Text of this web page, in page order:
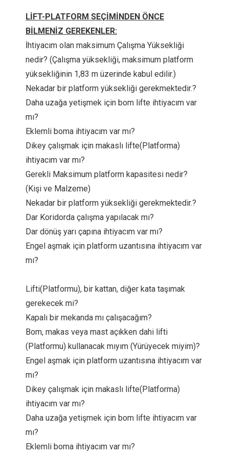
LİFT-PLATFORM SEÇİMİNDEN ÖNCE
BİLMENİZ GEREKENLER:
İhtiyacım olan maksimum Çalışma Yüksekliği
nedir? (Çalışma yüksekliği, maksimum platform
yüksekliğinin 1,83 m üzerinde kabul edilir.)
Nekadar bir platform yüksekliği gerekmektedir.?
Daha uzağa yetişmek için bom lifte ihtiyacım var
mı?
Eklemli boma ihtiyacım var mı?
Dikey çalışmak için makaslı lifte(Platforma)
ihtiyacım var mı?
Gerekli Maksimum platform kapasitesi nedir?
(Kişi ve Malzeme)
Nekadar bir platform yüksekliği gerekmektedir.?
Dar Koridorda çalışma yapılacak mı?
Dar dönüş yarı çapına ihtiyacım var mı?
Engel aşmak için platform uzantısına ihtiyacım var
mı?
Lifti(Platformu), bir kattan, diğer kata taşımak
gerekecek mi?
Kapalı bir mekanda mı çalışacağım?
Bom, makas veya mast açıkken dahi lifti
(Platformu) kullanacak mıyım (Yürüyecek miyim)?
Engel aşmak için platform uzantısına ihtiyacım var
mı?
Dikey çalışmak için makaslı lifte(Platforma)
ihtiyacım var mı?
Daha uzağa yetişmek için bom lifte ihtiyacım var
mı?
Eklemli boma ihtiyacım var mı?